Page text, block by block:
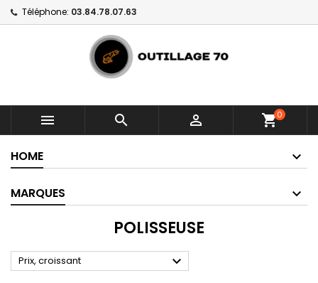
Téléphone: 03.84.78.07.63
   shopping_cart0
HOME
MARQUES
POLISSEUSE
Prix, croissant 